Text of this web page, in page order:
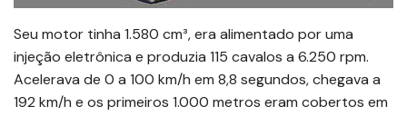
Seu motor tinha 1.580 cm³, era alimentado por uma
injeção eletrônica e produzia 115 cavalos a 6.250 rpm.
Acelerava de 0 a 100 km/h em 8,8 segundos, chegava a
192 km/h e os primeiros 1.000 metros eram cobertos em